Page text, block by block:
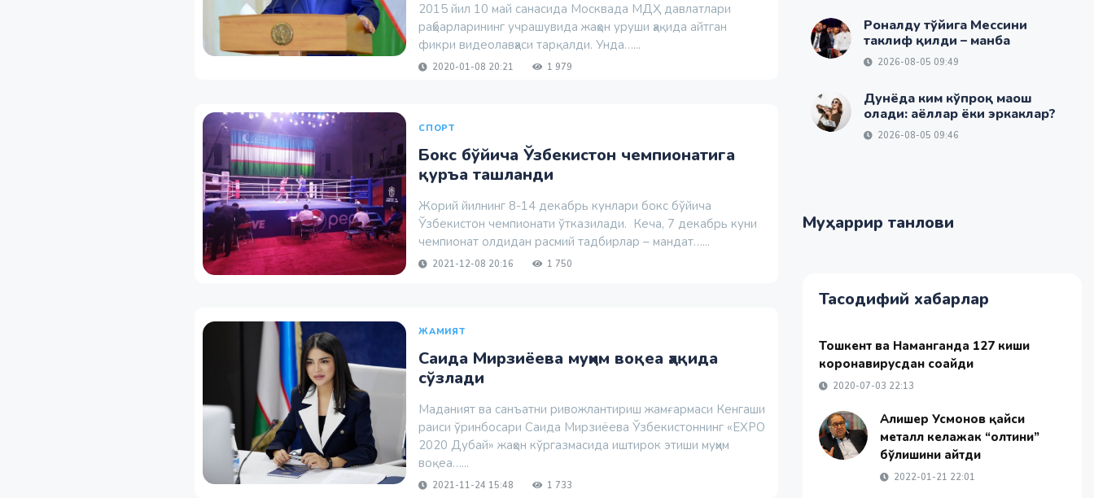
2015 йил 10 май санасида Москвада МДҲ давлатлари
раҳбарларининг учрашувида жаҳон уруши ҳақида айтган
фикри видеолавҳаси тарқалди. Унда…...
2020-01-08 20:21 1 979
СПОРТ
Бокс бўйича Ўзбекистон чемпионатига
қуръа ташланди
Жорий йилнинг 8-14 декабрь кунлари бокс бўйича
Ўзбекистон чемпионати ўтказилади. Кеча, 7 декабрь куни
чемпионат олдидан расмий тадбирлар – мандат…...
2021-12-08 20:16 1 750
ЖАМИЯТ
Саида Мирзиёева муҳим воқеа ҳақида
сўзлади
Маданият ва санъатни ривожлантириш жамғармаси Кенгаши
раиси ўринбосари Саида Мирзиёева Ўзбекистоннинг «EXPO
2020 Дубай» жаҳон кўргазмасида иштирок этиши муҳим
воқеа…...
2021-11-24 15:48 1 733
Роналду тўйига Мессини
таклиф қилди – манба
2026-08-05 09:49
Дунёда ким кўпроқ маош
олади: аёллар ёки эркаклар?
2026-08-05 09:46
Муҳаррир танлови
Тасодифий хабарлар
Тошкент ва Наманганда 127 киши
коронавирусдан соғайди
2020-07-03 22:13
Алишер Усмонов қайси
металл келажак “олтини”
бўлишини айтди
2022-01-21 22:01